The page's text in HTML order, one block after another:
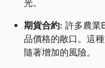
光。
期貨合約: 許多農業
品價格的敞口。這
隨著增加的風險。